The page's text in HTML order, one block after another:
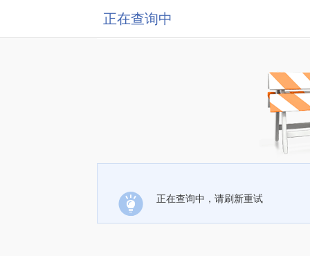
正在查询中
正在查询中，请刷新重试